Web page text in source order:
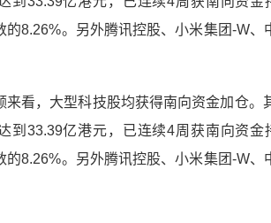
的8.26%。另外腾讯控股、小米集团-W、
来看，大型科技股均获得南向资金加仓。
到33.39亿港元，已连续4周获南向资
的8.26%。另外腾讯控股、小米集团-W、